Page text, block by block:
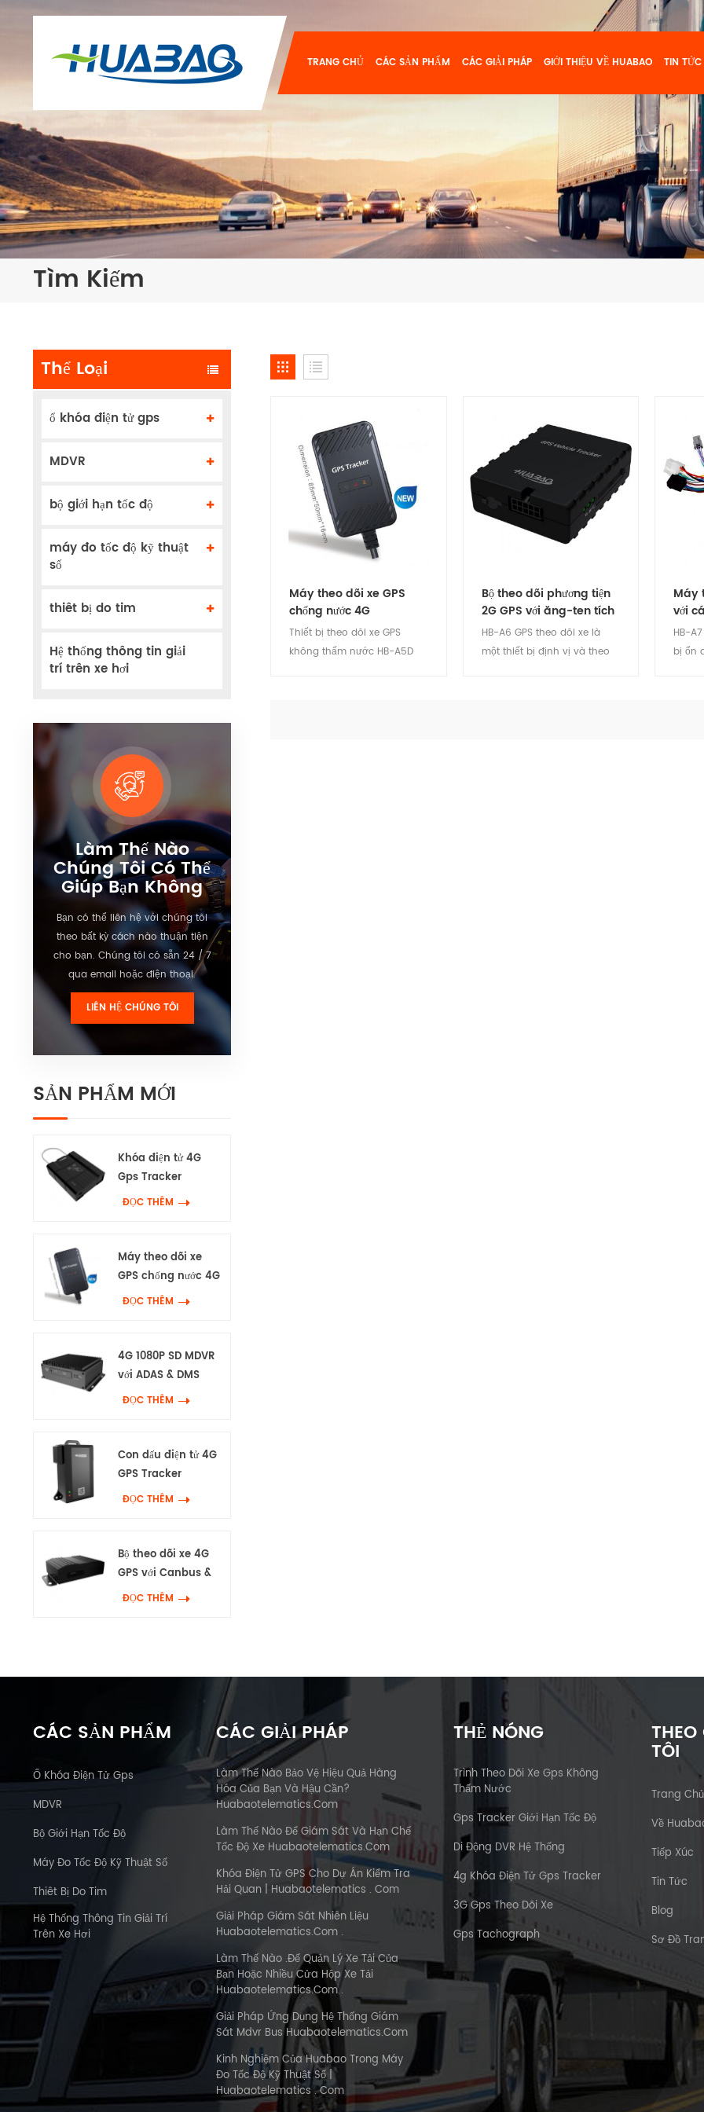
TRANG CHỦ CÁC SẢN PHẨM CÁC GIẢI PHÁP GIỚI THIỆU VỀ HUABAO TIN TỨC
Tìm Kiếm
Thể Loại
ổ khóa điện tử gps
MDVR
bộ giới hạn tốc độ
máy đo tốc độ kỹ thuật
số
thiêt bị do tim
Hệ thống thông tin giải
trí trên xe hơi
Làm Thế Nào
Chúng Tôi Có Thể
Giúp Bạn Không
Bạn có thể liên hệ với chúng tôi
theo bất kỳ cách nào thuận tiện
cho bạn. Chúng tôi có sẵn 24 / 7
qua email hoặc điện thoại.
LIÊN HỆ CHÚNG TÔI
SẢN PHẨM MỚI
Khóa điện tử 4G
Gps Tracker
ĐỌC THÊM
Máy theo dõi xe
GPS chống nước 4G
ĐỌC THÊM
4G 1080P SD MDVR
với ADAS & DMS
ĐỌC THÊM
Con dấu điện tử 4G
GPS Tracker
ĐỌC THÊM
Bộ theo dõi xe 4G
GPS với Canbus &
Wifi
ĐỌC THÊM
Máy theo dõi xe GPS
chống nước 4G
Thiết bị theo dõi xe GPS
không thấm nước HB-A5D
Bộ theo dõi phương tiện
2G GPS với ăng-ten tích
hợp
HB-A6 GPS theo dõi xe là
một thiết bị định vị và theo
Máy
với
rộng
HB-
bị ổn
CÁC SẢN PHẨM
Ổ Khóa Điện Tử Gps
MDVR
Bộ Giới Hạn Tốc Độ
Máy Đo Tốc Độ Kỹ Thuật Số
Thiêt Bị Do Tim
Hệ Thống Thông Tin Giải Trí
Trên Xe Hơi
CÁC GIẢI PHÁP
Làm Thế Nào Bảo Vệ Hiệu Quả Hàng
Hóa Của Bạn Và Hậu Cần?
Huabaotelematics.com
Làm Thế Nào Để Giám Sát Và Hạn Chế
Tốc Độ Xe Huabaotelematics.com
Khóa Điện Tử GPS Cho Dự Án Kiểm Tra
Hải Quan | Huabaotelematics . Com
Giải Pháp Giám Sát Nhiên Liệu
Huabaotelematics.com .
Làm Thế Nào .Để Quản Lý Xe Tải Của
Bạn Hoặc Nhiều Cửa Hộp Xe Tải
Huabaotelematics.com .
Giải Pháp Ứng Dụng Hệ Thống Giám
Sát Mdvr Bus Huabaotelematics.com
Kinh Nghiệm Của Huabao Trong Máy
Đo Tốc Độ Kỹ Thuật Số |
Huabaotelematics . Com
THẺ NÓNG
Trình Theo Dõi Xe Gps Không
Thấm Nước
Gps Tracker Giới Hạn Tốc Độ
Di Động DVR Hệ Thống
4g Khóa Điện Tử Gps Tracker
3G Gps Theo Dõi Xe
Gps Tachograph
TÔI
Trang Chủ
Về
Tiếp Xúc
Tin Tức
Blog
Sơ Đồ